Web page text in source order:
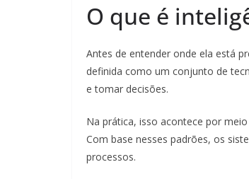
O que é
Antes de entender onde ela está
definida como um conjunto de
e tomar decisões.
Na prática, isso acontece por
Com base nesses padrões, os
processos.